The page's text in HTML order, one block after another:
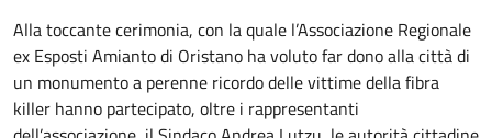
Alla toccante cerimonia, con la quale l’Associazione Regionale
ex Esposti Amianto di Oristano ha voluto far dono alla città di
un monumento a perenne ricordo delle vittime della fibra
killer hanno partecipato, oltre i rappresentanti